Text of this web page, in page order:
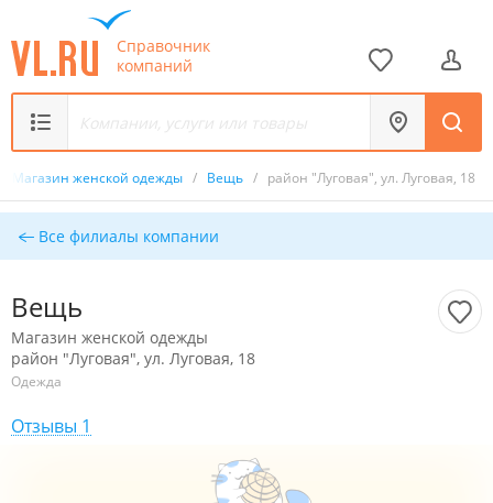
Справочник
компаний
Магазин женской одежды / Вещь / район "Луговая", ул. Луговая, 18
Все филиалы компании
Вещь
Магазин женской одежды
район "Луговая", ул. Луговая, 18
Одежда
Отзывы 1